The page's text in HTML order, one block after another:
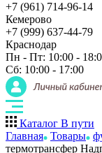
+7 (961) 714-96-14
Кемерово
+7 (999) 637-44-79
Краснодар
Пн - Пт: 10:00 -
Сб: 10:00 - 17:00
Каталог В пути
Главная Товары
термотрансфер